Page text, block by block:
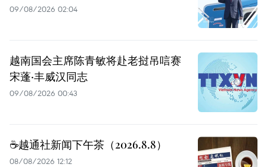
09/08/2026 02:04
越南国会主席陈青敏将赴老挝吊唁赛
宋蓬·丰威汉同志
09/08/2026 00:43
☕️越通社新闻下午茶（2026.8.8）
08/08/2026 12:12